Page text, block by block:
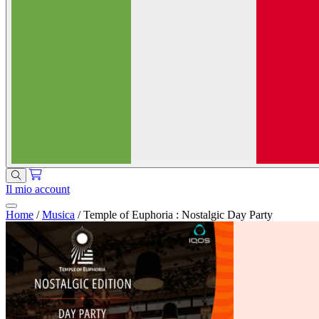
Il mio account
Home / Musica / Temple of Euphoria : Nostalgic Day Party